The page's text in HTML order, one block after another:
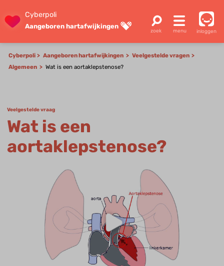
Cyberpoli
Aangeboren hartafwijkingen
inloggen
Cyberpoli Aangeboren hartafwijkingen
Veelgestelde vragen
Algemeen
Wat is een aortaklepstenose?
Veelgestelde vraag
Wat is een
aortaklepstenose?